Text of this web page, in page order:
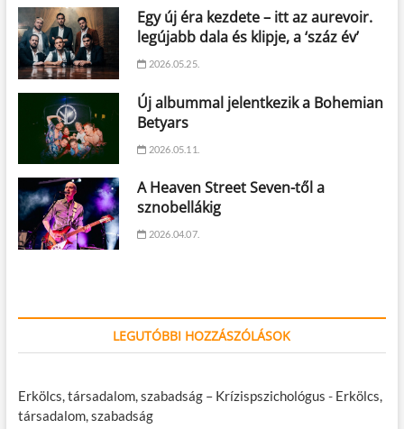
Egy új éra kezdete – itt az aurevoir.
legújabb dala és klipje, a ‘száz év’
2026.05.25.
Új albummal jelentkezik a Bohemian
Betyars
2026.05.11.
A Heaven Street Seven-től a
sznobellákig
2026.04.07.
LEGUTÓBBI HOZZÁSZÓLÁSOK
Erkölcs, társadalom, szabadság – Krízispszichológus - Erkölcs,
társadalom, szabadság